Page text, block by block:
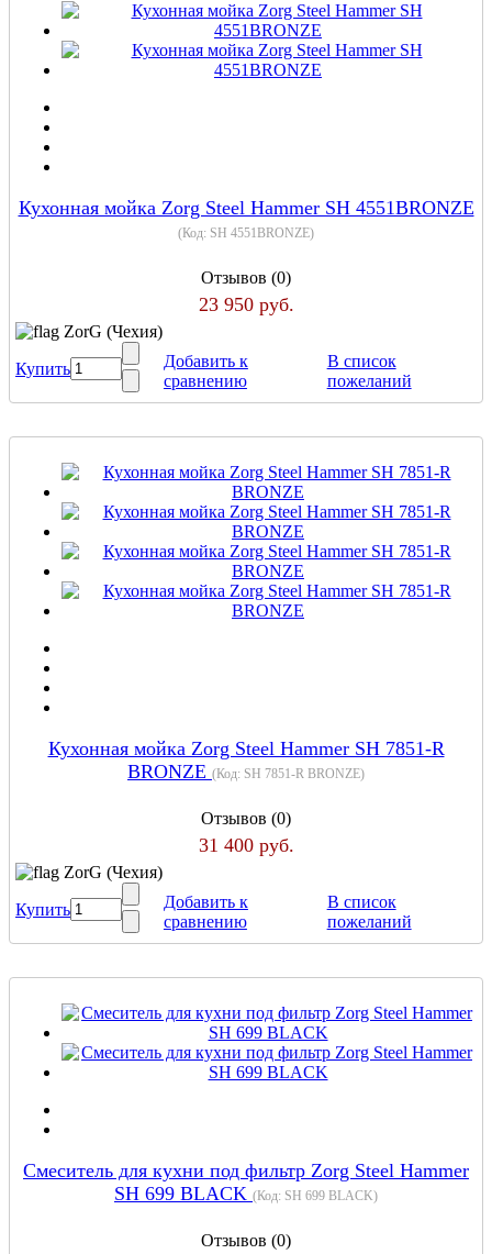
Кухонная мойка Zorg Steel Hammer SH 4551BRONZE
(Код: SH 4551BRONZE)
Отзывов (0)
23 950 руб.
ZorG (Чехия)
Купить
Добавить к
сравнению
В список
пожеланий
Кухонная мойка Zorg Steel Hammer SH 7851-R
BRONZE (Код: SH 7851-R BRONZE)
Отзывов (0)
31 400 руб.
ZorG (Чехия)
Купить
Добавить к
сравнению
В список
пожеланий
Cмеситель для кухни под фильтр Zorg Steel Hammer
SH 699 BLACK (Код: SH 699 BLACK)
Отзывов (0)